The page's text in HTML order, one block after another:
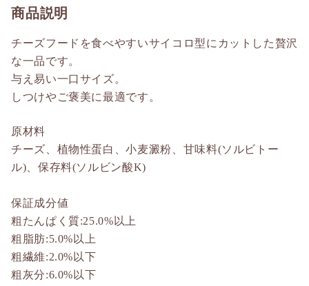
商品説明
チーズフードを食べやすいサイコロ型にカットした贅沢
な一品です。
与え易い一口サイズ。
しつけやご褒美に最適です。
原材料
チーズ、植物性蛋白、小麦澱粉、甘味料(ソルビトー
ル)、保存料(ソルビン酸K)
保証成分値
粗たんぱく質:25.0%以上
粗脂肪:5.0%以上
粗繊維:2.0%以下
粗灰分:6.0%以下